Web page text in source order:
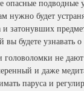
опасные подводные
нужно будет
затонувших
будете узнавать
не
и даже
паруса и